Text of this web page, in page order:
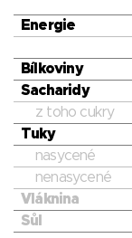
Energie
Bílkoviny
Sacharidy
z toho cukry
Tuky
nasycené
nenasycené
Vláknina
Sůl